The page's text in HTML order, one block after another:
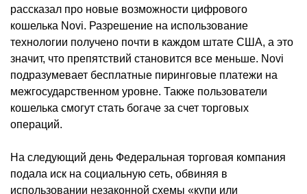
рассказал про новые возможности цифрового
кошелька Novi. Разрешение на использование
технологии получено почти в каждом штате США, а это
значит, что препятствий становится все меньше. Novi
подразумевает бесплатные пиринговые платежи на
межгосударственном уровне. Также пользователи
кошелька смогут стать богаче за счет торговых
операций.
На следующий день Федеральная торговая компания
подала иск на социальную сеть, обвиняя в
использовании незаконной схемы «купи или